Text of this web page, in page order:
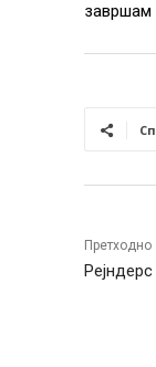
завршам
Претходно